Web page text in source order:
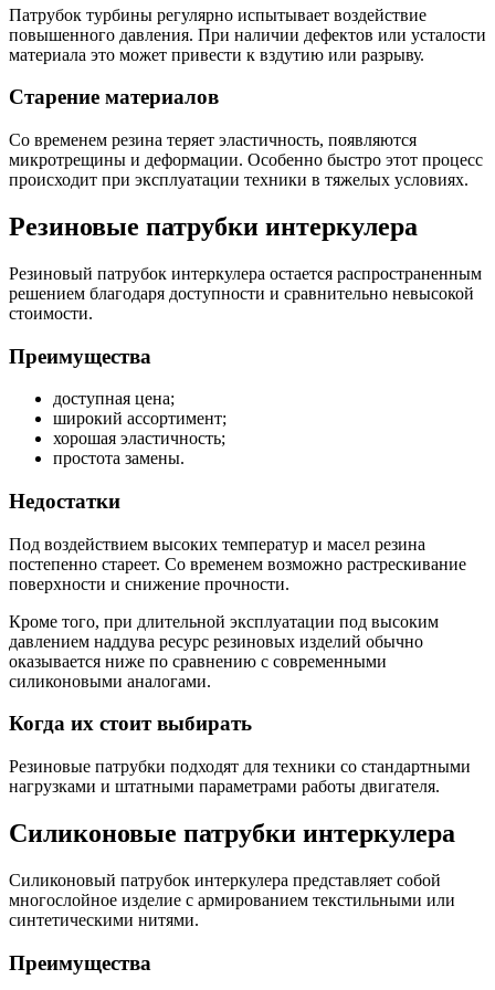
Патрубок турбины регулярно испытывает воздействие
повышенного давления. При наличии дефектов или усталости
материала это может привести к вздутию или разрыву.
Старение материалов
Со временем резина теряет эластичность, появляются
микротрещины и деформации. Особенно быстро этот процесс
происходит при эксплуатации техники в тяжелых условиях.
Резиновые патрубки интеркулера
Резиновый патрубок интеркулера остается распространенным
решением благодаря доступности и сравнительно невысокой
стоимости.
Преимущества
доступная цена;
широкий ассортимент;
хорошая эластичность;
простота замены.
Недостатки
Под воздействием высоких температур и масел резина
постепенно стареет. Со временем возможно растрескивание
поверхности и снижение прочности.
Кроме того, при длительной эксплуатации под высоким
давлением наддува ресурс резиновых изделий обычно
оказывается ниже по сравнению с современными
силиконовыми аналогами.
Когда их стоит выбирать
Резиновые патрубки подходят для техники со стандартными
нагрузками и штатными параметрами работы двигателя.
Силиконовые патрубки интеркулера
Силиконовый патрубок интеркулера представляет собой
многослойное изделие с армированием текстильными или
синтетическими нитями.
Преимущества